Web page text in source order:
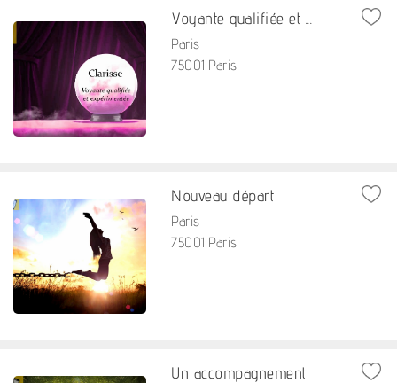
Voyante qualifiée et ...
Paris
75001 Paris
Nouveau départ
Paris
75001 Paris
Un accompagnement